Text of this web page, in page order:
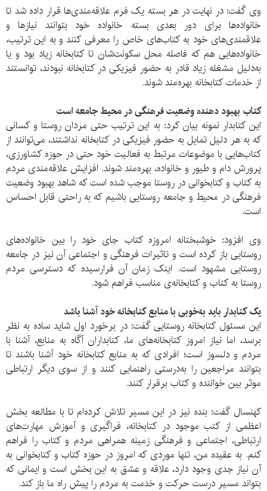
وی گفت: در نهایت در هر بسته یک فرم علاقه‌مندی‌ها قرار داده شد تا
خانواده‌ها برای دور بعدی بسته خانواده خود بتوانند نیازها و
علاقمندی‌های خود به کتاب‌های خاص را معرفی کنند و به این ترتیب،
خانواده‌هایی هم که فاصله محل سکونت‌شان تا کتابخانه زیاد بود و یا
به‌دلیل مشغله زیاد قادر به حضور فیزیکی در کتابخانه نبودند، توانستند
از خدمات کتابخانه بهره‌مند شوند.
کتاب بهبود دهنده وضعیت فرهنگی در محیط جامعه است
این کتابدار نمونه بیان کرد: به این ترتیب حتی مردان روستا و کسانی
که به هر دلیل تمایل به حضور فیزیکی در کتابخانه نداشتند، می‌توانند از
کتاب‌هایی با موضوعات مرتبط به فعالیت خود حتی در حوزه کشاورزی،
پرورش دام و طیور و خانواده، بهره‌مند شوند. افزایش علاقه‌مندی مردم
به کتاب و کتابخوانی در روستا موجب شده است که شاهد بهبود وضعیت
فرهنگی در محیط و جامعه روستایی باشیم که به راحتی قابل احساس
است.
وی افزود: خوشبختانه امروزه کتاب جای خود را بین خانواده‌های
روستایی باز کرده است و تاثیرات فرهنگی و اجتماعی آن نیز در جامعه
روستایی مشهود است. اینک زمان آن فرارسیده که دسترسی مردم
روستا به کتاب و کتابخانه‌ی مناسب فراهم شود.
یک کتابدار باید به‌خوبی با منابع کتابخانه خود آشنا باشد
این مسئول کتابخانه روستایی گفت: در برخورد اول شاید ساده به نظر
برسد، اما نیاز امروز کتابخانه‌های ما، کتابداران آگاه به منابع، آشنا با
مردم و دلسوز است؛ افرادی که به منابع کتابخانه خود آشنا باشند تا
بتوانند مراجعین را به‌درستی راهنمایی کنند و از سوی دیگر ارتباطی
موثر بین خواننده و کتاب برقرار کنند.
کهنسال گفت: بنده نیز در این مسیر تلاش کرده‌ام تا با مطالعه بخش
اعظمی از کتب موجود در کتابخانه، فراگیری و آموزش مهارت‌های
ارتباطی، اجتماعی و فرهنگی زمینه همراهی مردم و کتاب را فراهم
کنم. به عقیده من، تنها موردی که امروز در حوزه کتاب و کتابخوانی به
آن نیاز جدی وجود دارد، علاقه و عشق به این بخش است و ایمانی که
بتواند مسیر درست حرکت و خدمت به مردم را پیش راه ما باز کند.